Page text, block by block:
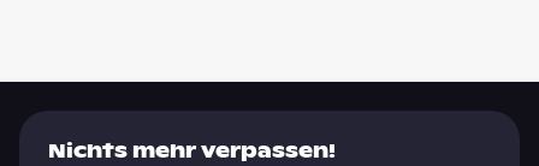
Nichts mehr verpassen!